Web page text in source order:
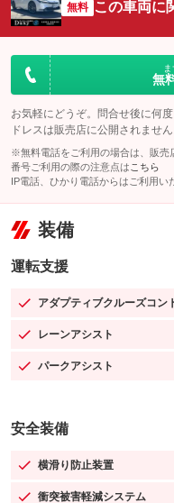
無料 この車両に
無
お気軽にどうぞ。問合せ後に何
ドレスは販売店に公開されません
※無料電話をご利用の場合は、販売
番号ご利用の際の注意点は こちら
IP電話、ひかり電話からはご利用い
装備
運転支援
アダプティブクルーズコン
：装備あり
レーンアシスト
：装備あり
パークアシスト
：装備あり
安全装備
横滑り防止装置
：装備あり
衝突被害軽減システム